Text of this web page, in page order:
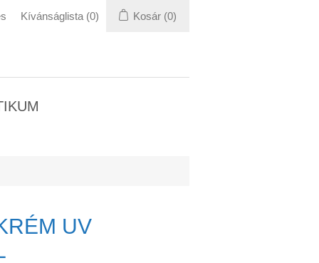
Kívánságlista (0) Kosár (0)
UV